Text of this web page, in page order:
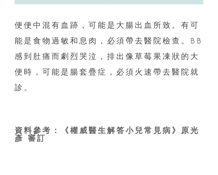
便便中混有血跡，可能是大腸出血所致。有可
能是食物過敏和息肉，必須帶去醫院檢查。BB
感到肚痛而劇烈哭泣，排出像草莓果凍狀的大
便時，可能是腸套疊症，必須火速帶去醫院就
診。
資料參考：《權威醫生解答小兒常見病》原光
彥 審訂